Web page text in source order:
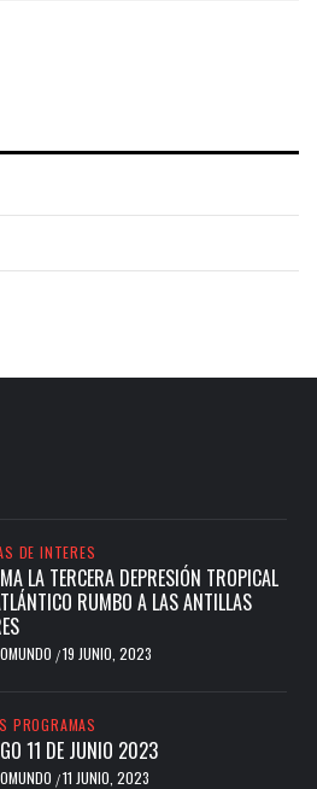
DE INTERES
LA TERCERA DEPRESIÓN TROPICAL
RUMBO A LAS ANTILLAS
/19 JUNIO, 2023
PROGRAMAS
11 DE JUNIO 2023
/11 JUNIO, 2023